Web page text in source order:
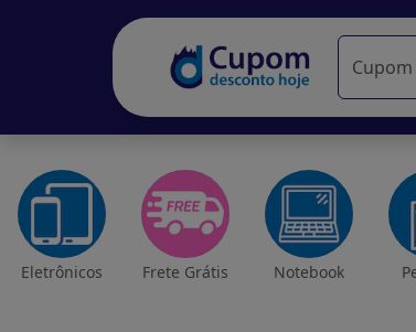
Eletrônicos Frete Grátis Notebook